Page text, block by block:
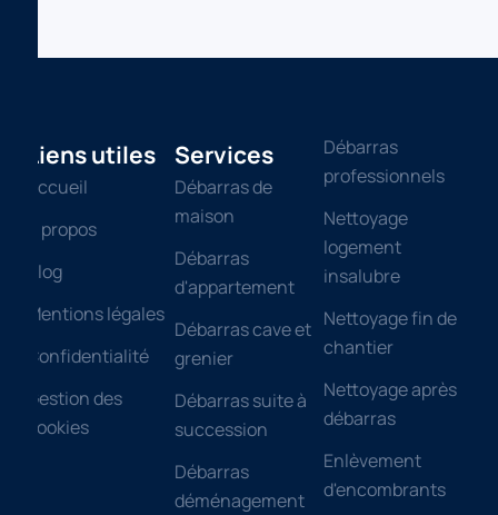
Liens utiles
Accueil
Á propos
Blog
Mentions légales
Confidentialité
Gestion des
cookies
Services
Débarras de
maison
Débarras
d'appartement
Débarras cave et
grenier
Débarras suite à
succession
Débarras
déménagement
Débarras
professionnels
Nettoyage
logement
insalubre
Nettoyage fin de
chantier
Nettoyage après
débarras
Enlèvement
d'encombrants